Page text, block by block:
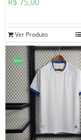
R$ 75,00
Ver Produto
Oferta!